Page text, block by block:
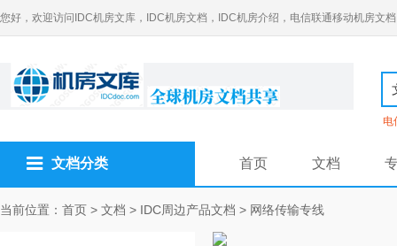
您好，欢迎访问IDC机房文库，IDC机房文档，IDC机房介绍，电信联通移动机房文档
电
文档分类 首页 文档
当前位置： 首页 > 文档 > IDC周边产品文档 > 网络传输专线